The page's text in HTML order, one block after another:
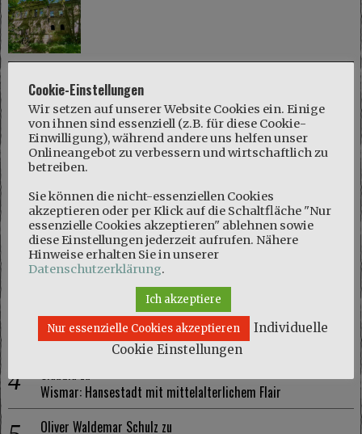
Mariezu
Naturschutzgebiet Kösterbeck und eine kuriose Entdeckung
Olaf Schmidtzu
Naturschutzgebiet Kösterbeck und eine kuriose Entdeckung
Mariezu
Wismar: Hansestadt mit mittelalterlichem Flair
Claudiazu
Wismar: Hansestadt mit mittelalterlichem Flair
Oliver Waldemar Schulz zu
Cookie-Einstellungen
Wir setzen auf unserer Website Cookies ein. Einige
von ihnen sind essenziell (z.B. für diese Cookie-
Einwilligung), während andere uns helfen unser
Onlineangebot zu verbessern und wirtschaftlich zu
betreiben.
Sie können die nicht-essenziellen Cookies
akzeptieren oder per Klick auf die Schaltfläche "Nur
essenzielle Cookies akzeptieren" ablehnen sowie
diese Einstellungen jederzeit aufrufen. Nähere
Hinweise erhalten Sie in unserer
Datenschutzerklärung.
Ich akzeptiere
Nur essenzielle Cookies akzeptieren
Individuelle
Cookie Einstellungen